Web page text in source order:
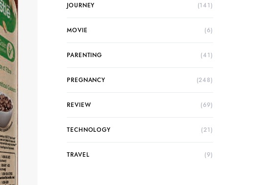
JOURNEY (141)
MOVIE (6)
PARENTING (41)
PREGNANCY (248)
REVIEW (69)
TECHNOLOGY (21)
TRAVEL (9)